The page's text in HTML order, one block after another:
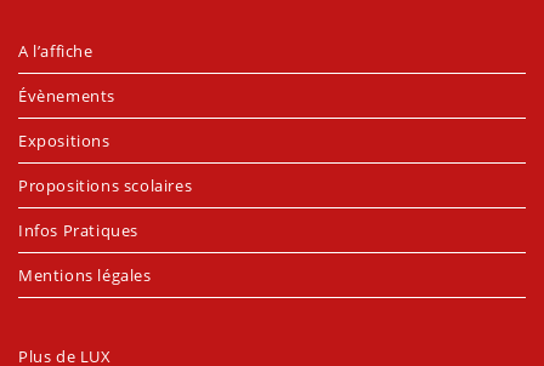
A l’affiche
Évènements
Expositions
Propositions scolaires
Infos Pratiques
Mentions légales
Plus de LUX